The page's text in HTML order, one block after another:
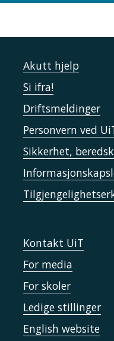
Akutt hjelp
Si ifra!
Driftsmeldinger
Personvern ved
Sikkerhet,
Kontakt UiT
For media
For skoler
Ledige stillinger
English website